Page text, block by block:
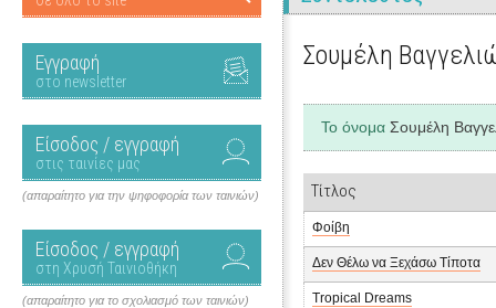
Εγγραφή
στο newsletter
Είσοδος / εγγραφή
στις ταινίες μας
(απαραίτητο για την ψηφοφορία των ταινιών)
Είσοδος / εγγραφή
στη Χρυσή Ταινιοθήκη
(απαραίτητο για το σχολιασμό των ταινιών)
Σουμέλη
Το όνομα Σουμέλη
Τίτλος
Φοίβη
Δεν Θέλω να Ξεχάσω Τίποτα
Tropical Dreams